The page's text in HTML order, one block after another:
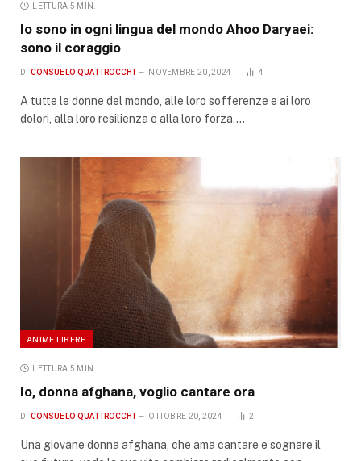
LETTURA 5 MIN.
Io sono in ogni lingua del mondo Ahoo Daryaei:
sono il coraggio
DI CONSUELO QUATTROCCHI NOVEMBRE 20, 2024 4
A tutte le donne del mondo, alle loro sofferenze e ai loro
dolori, alla loro resilienza e alla loro forza,…
ANIME LIBERE
LETTURA 5 MIN.
Io, donna afghana, voglio cantare ora
DI CONSUELO QUATTROCCHI OTTOBRE 20, 2024 2
Una giovane donna afghana, che ama cantare e sognare il